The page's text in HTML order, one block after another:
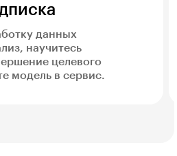
данных
научитесь
целевого
модель в сервис.